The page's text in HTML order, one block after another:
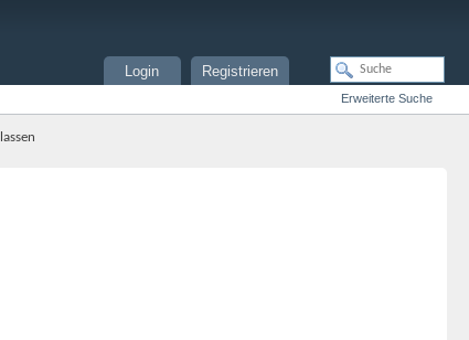
Registrieren
Login
Erweiterte Suche